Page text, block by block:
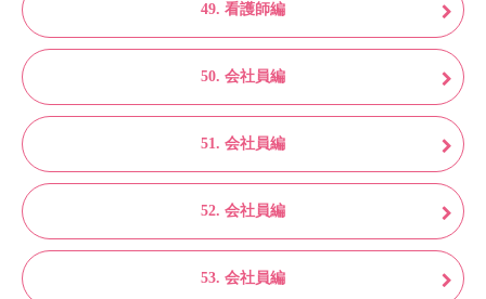
49. 看護師編
50. 会社員編
51. 会社員編
52. 会社員編
53. 会社員編